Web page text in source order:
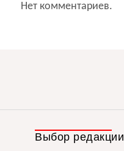
Нет комментариев.
Выбор редакции